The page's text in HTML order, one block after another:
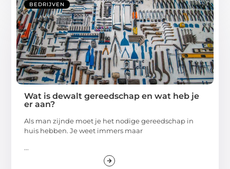
BEDRIJVEN
Wat is dewalt gereedschap en wat heb je
er aan?
Als man zijnde moet je het nodige gereedschap in
huis hebben. Je weet immers maar
...